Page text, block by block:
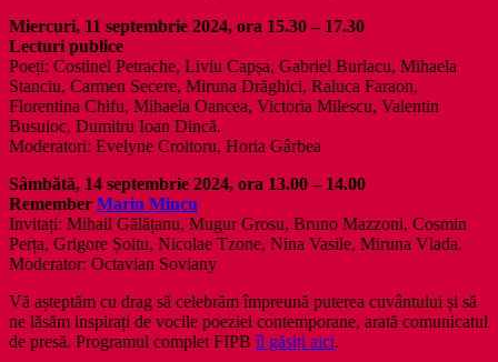
Miercuri, 11 septembrie 2024, ora 15.30 – 17.30
Lecturi publice
Poeți: Costinel Petrache, Liviu Capșa, Gabriel Burlacu, Mihaela
Stanciu, Carmen Secere, Miruna Drăghici, Raluca Faraon,
Florentina Chifu, Mihaela Oancea, Victoria Milescu, Valentin
Busuioc, Dumitru Ioan Dincă.
Moderatori: Evelyne Croitoru, Horia Gârbea
Sâmbătă, 14 septembrie 2024, ora 13.00 – 14.00
Remember Marin Mincu
Invitați: Mihail Gălățanu, Mugur Grosu, Bruno Mazzoni, Cosmin
Perța, Grigore Șoitu, Nicolae Tzone, Nina Vasile, Miruna Vlada.
Moderator: Octavian Soviany
Vă așteptăm cu drag să celebrăm împreună puterea cuvântului și să
ne lăsăm inspirați de vocile poeziei contemporane, arată comunicatul
de presă. Programul complet FIPBîl găsiți aici.